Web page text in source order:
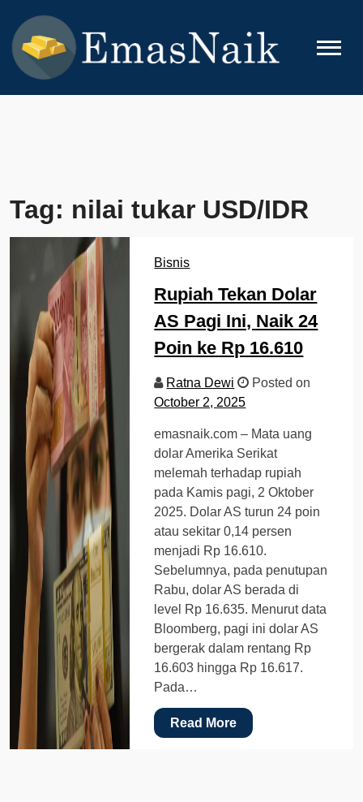
content
EMASNAIK
Topik Seputar Emas
Tag: nilai tukar USD/IDR
Bisnis
Rupiah Tekan Dolar
AS Pagi Ini, Naik 24
Poin ke Rp 16.610
Ratna Dewi
Posted on
October 2, 2025
emasnaik.com – Mata uang
dolar Amerika Serikat
melemah terhadap rupiah
pada Kamis pagi, 2 Oktober
2025. Dolar AS turun 24 poin
atau sekitar 0,14 persen
menjadi Rp 16.610.
Sebelumnya, pada penutupan
Rabu, dolar AS berada di
level Rp 16.635. Menurut data
Bloomberg, pagi ini dolar AS
bergerak dalam rentang Rp
16.603 hingga Rp 16.617.
Pada…
Read More